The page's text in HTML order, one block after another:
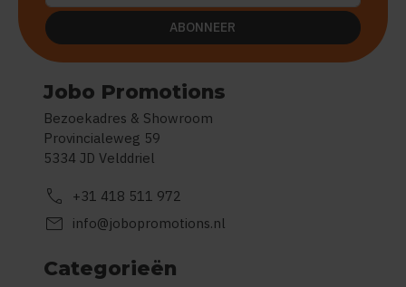
Jobo Promotions
Bezoekadres & Showroom
Provincialeweg 59
5334 JD Velddriel
call +31 418 511 972
mail info@jobopromotions.nl
Categorieën
ABONNEER